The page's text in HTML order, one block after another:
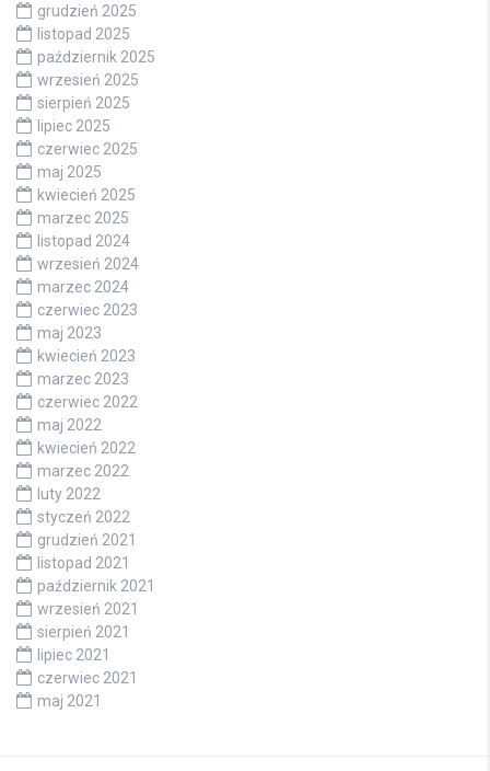
grudzień 2025
listopad 2025
październik 2025
wrzesień 2025
sierpień 2025
lipiec 2025
czerwiec 2025
maj 2025
kwiecień 2025
marzec 2025
listopad 2024
wrzesień 2024
marzec 2024
czerwiec 2023
maj 2023
kwiecień 2023
marzec 2023
czerwiec 2022
maj 2022
kwiecień 2022
marzec 2022
luty 2022
styczeń 2022
grudzień 2021
listopad 2021
październik 2021
wrzesień 2021
sierpień 2021
lipiec 2021
czerwiec 2021
maj 2021